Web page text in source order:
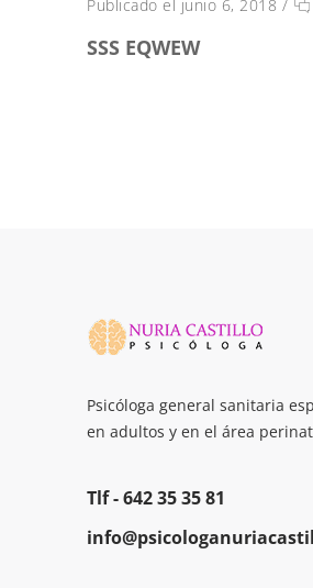
Publicado el junio 6, 2018 /
SSS EQWEW
Psicóloga general sanitaria
en adultos y en el área
Tlf -642 35 35 81